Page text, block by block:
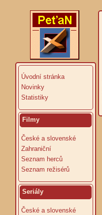
Úvodní stránka
Novinky
Statistiky
Filmy
České a slovenské
Zahraniční
Seznam herců
Seznam režisérů
Seriály
České a slovenské